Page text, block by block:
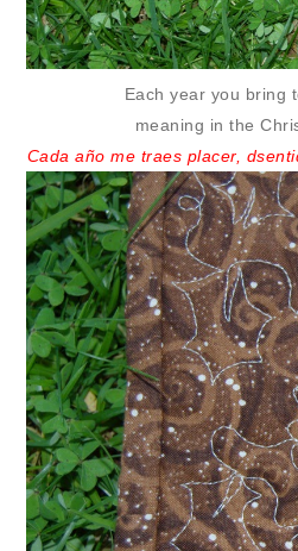
Each year you bring
meaning in the
Cada año me traes placer, d